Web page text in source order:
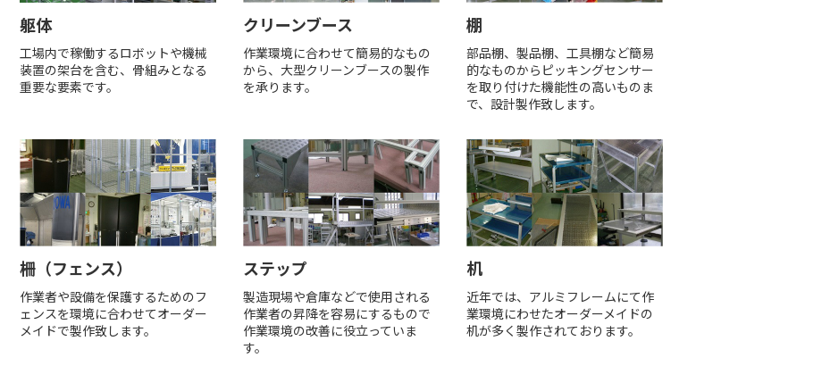
躯体
工場内で稼働するロボットや機械
装置の架台を含む、骨組みとなる
重要な要素です。
クリーンブース
作業環境に合わせて簡易的なもの
から、大型クリーンブースの製作
を承ります。
棚
部品棚、製品棚、工具棚など簡易
的なものからピッキングセンサー
を取り付けた機能性の高いものま
で、設計製作致します。
柵（フェンス）
作業者や設備を保護するためのフ
ェンスを環境に合わせてオーダー
メイドで製作致します。
ステップ
製造現場や倉庫などで使用される
作業者の昇降を容易にするもので
作業環境の改善に役立っていま
す。
机
近年では、アルミフレームにて作
業環境にわせたオーダーメイドの
机が多く製作されております。